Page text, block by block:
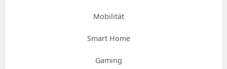
Mobilität
Smart Home
Gaming